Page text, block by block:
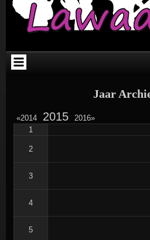
Jaar
Link
naar
archieven
2014
Link
2015
Link
naar
jaar
2016
1
2
3
4
5